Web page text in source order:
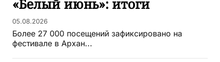
«Белый июнь»: итоги
05.08.2026
Более 27 000 посещений зафиксировано на
фестивале в Архан...